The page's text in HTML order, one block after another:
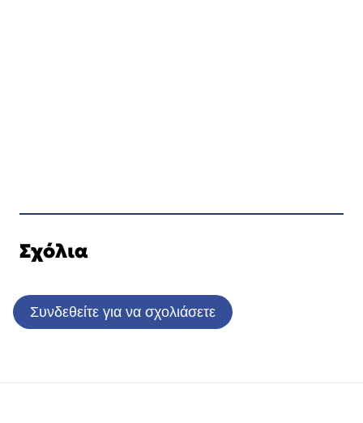
Σχόλια
Συνδεθείτε για να σχολιάσετε